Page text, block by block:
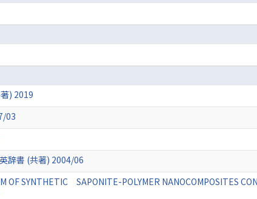
) 2019
03
辞書 (共著) 2004/06
OF SYNTHETIC SAPONITE-POLYMER NANOCOMPOSITES